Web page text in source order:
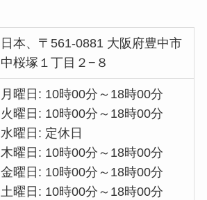
日本、〒561-0881 大阪府豊中市
中桜塚１丁目２−８
月曜日: 10時00分～18時00分
火曜日: 10時00分～18時00分
水曜日: 定休日
木曜日: 10時00分～18時00分
金曜日: 10時00分～18時00分
土曜日: 10時00分～18時00分